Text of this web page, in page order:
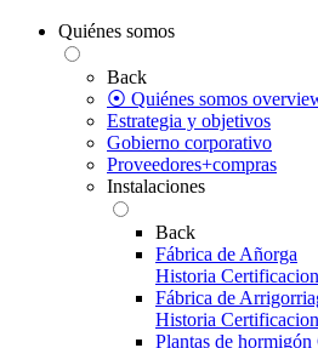
Quiénes somos
Back
⦿ Quiénes somos
Estrategia y objetivos
Gobierno corporativo
Proveedores+compras
Instalaciones
Back
Fábrica de Añorga
Historia
Fábrica de
Historia
Plantas de hormigón